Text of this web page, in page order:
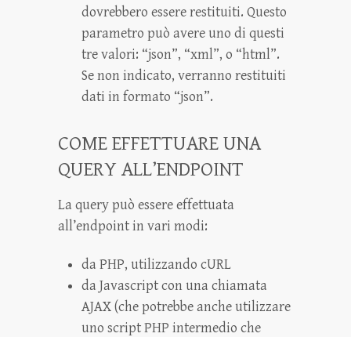
dovrebbero essere restituiti. Questo
parametro può avere uno di questi
tre valori: “json”, “xml”, o “html”.
Se non indicato, verranno restituiti
dati in formato “json”.
COME EFFETTUARE UNA
QUERY ALL’ENDPOINT
La query può essere effettuata
all’endpoint in vari modi:
da PHP, utilizzando cURL
da Javascript con una chiamata
AJAX (che potrebbe anche utilizzare
uno script PHP intermedio che